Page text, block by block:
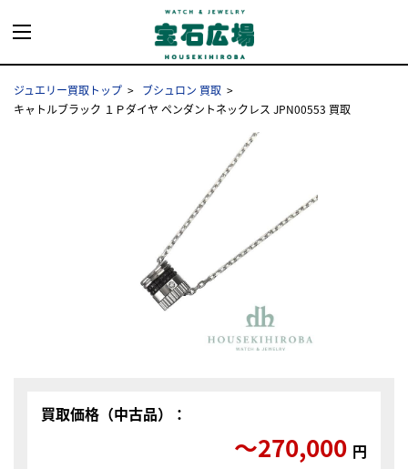
ジュエリー買取トップ
ブシュロン 買取
キャトルブラック １Ｐダイヤ ペンダントネックレス JPN00553 買取
買取価格（中古品）：
〜270,000 円